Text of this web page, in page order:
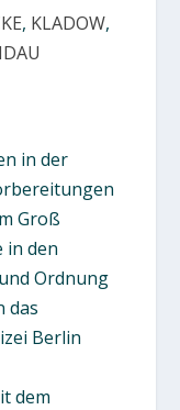
, KLADOW,
in der
Groß
in den
Ordnung
das
Berlin
dem